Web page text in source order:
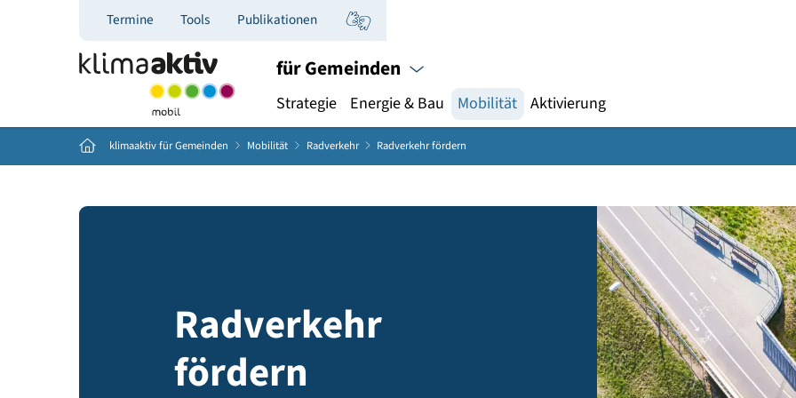
Termine Tools Publikationen
für Gemeinden
Strategie Energie & Bau Mobilität Aktivierung
Home klimaaktiv für Gemeinden Mobilität Radverkehr Radverkehr fördern
Radverkehr